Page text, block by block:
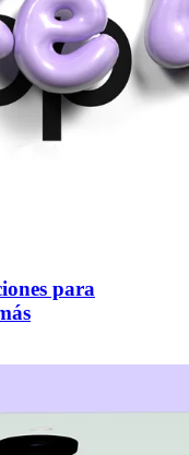
para